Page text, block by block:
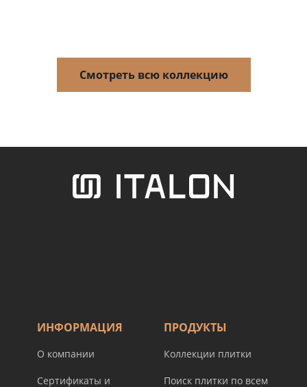
Смотреть всю коллекцию
ИНФОРМАЦИЯ
О компании
Сертификаты и
ПРОДУКТЫ
Коллекции плитки
Поиск плитки по всем